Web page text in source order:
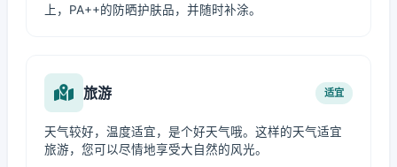
上，PA++的防晒护肤品，并随时补涂。
旅游 适宜
天气较好，温度适宜，是个好天气哦。这样的天气适宜
旅游，您可以尽情地享受大自然的风光。